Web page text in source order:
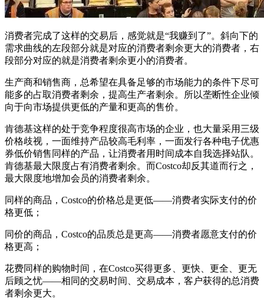
消费者完成了这样的交易后，感觉就是“我赚到了”。斜向下的
需求曲线的左段部分就是对应的消费者剩余更大的消费者，右
段部分对应的就是消费者剩余更小的消费者。
生产商和销售商，总希望在具备足够的市场能力的条件下尽可
能多的占取消费者剩余，提高生产者剩余。所以垄断性企业倾
向于向市场提供更低的产量和更高的售价。
肯德基这样的处于竞争程度很高市场的企业，也大量采用三级
价格歧视，一面维持产品较高毛利率，一面发行各种电子优惠
券低价销售同样的产品，让消费者用时间成本自我选择站队。
肯德基最大限度占有消费者剩余。而Costco却反其道而行之，
最大限度地增加会员的消费者剩余。
同样的商品，Costco的价格总是更低——消费者实际支付的价
格更低；
同价的商品，Costco的品质总是更高——消费者愿意支付的价
格更高；
花费同样的购物时间，在Costco买得更多、更快、更全、更无
后顾之忧——相同的交易时间、交易成本，客户获得的总消费
者剩余更大。